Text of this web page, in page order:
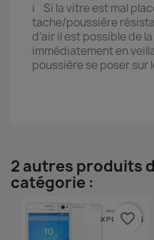
ℹ️ Si la vitre est mal
tache/poussière
d’air il est possible de
immédiatement en
poussière se poser sur
2 autres produits
catégorie :
favorite_border